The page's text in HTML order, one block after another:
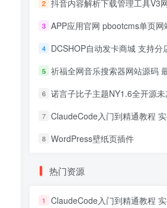
2 抖音内容解析下载管理工具V3
3 APP应用官网 pbootcms单页网站
4 DCSHOP自动发卡商城 支持分店分销、实物发货
5 祈福全网音乐搜索器网站源码 最新
6 诺言子比子主题NY1.6全开源
7 ClaudeCode入门到精通教程 实操Skill开发+
8 WordPress壁纸页插件
热门资源
1 ClaudeCode入门到精通教程 实操Skill开发+